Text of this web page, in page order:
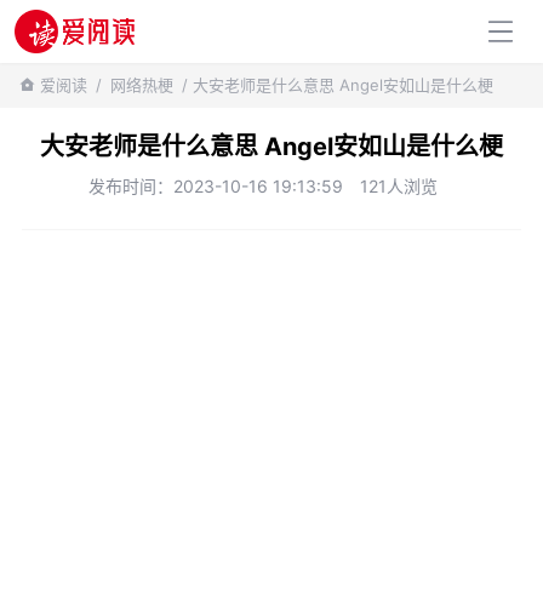
百科知识
爱阅读 / 网络热梗 / 大安老师是什么意思 Angel安如山是什么梗
大安老师是什么意思 Angel安如山是什么梗
发布时间：2023-10-16 19:13:59 121人浏览